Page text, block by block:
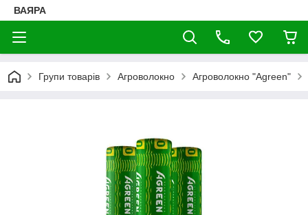
ВАЯРА
Групи товарів Агроволокно Агроволокно "Agreen"